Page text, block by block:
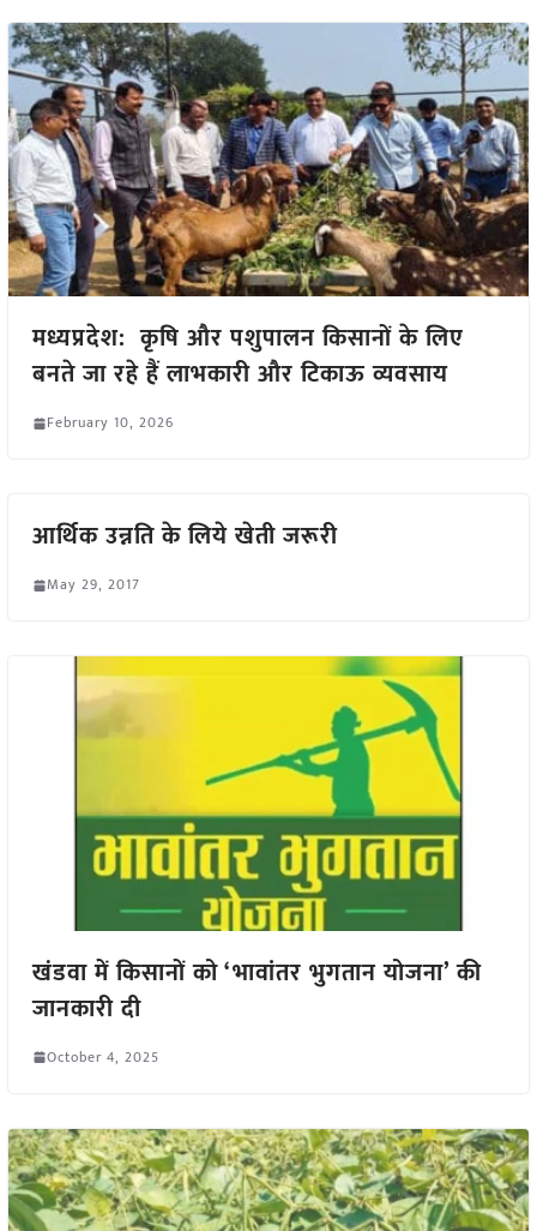
मध्यप्रदेश: कृषि और पशुपालन किसानों के लिए
बनते जा रहे हैं लाभकारी और टिकाऊ व्यवसाय
February 10, 2026
आर्थिक उन्नति के लिये खेती जरूरी
May 29, 2017
खंडवा में किसानों को ‘भावांतर भुगतान योजना’ की
जानकारी दी
October 4, 2025